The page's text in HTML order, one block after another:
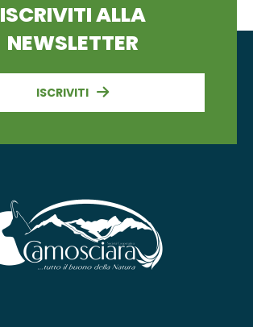
ISCRIVITI ALLA
NEWSLETTER
ISCRIVITI